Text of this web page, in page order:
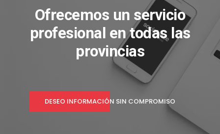
Ofrecemos un servicio
profesional en todas las
provincias
DESEO INFORMACIÓN SIN COMPROMISO